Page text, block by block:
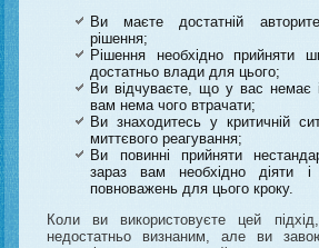
Ви маєте достатній
рішення;
Рішення необхідно прийняти
достатньо влади для цього;
Ви відчуваєте, що у вас немає
вам нема чого втрачати;
Ви знаходитесь у критичній
миттєвого реагування;
Ви повинні прийняти
зараз вам необхідно діяти
повноважень для цього кроку.
Коли ви використовуєте цей
недостатньо визнаним, але ви